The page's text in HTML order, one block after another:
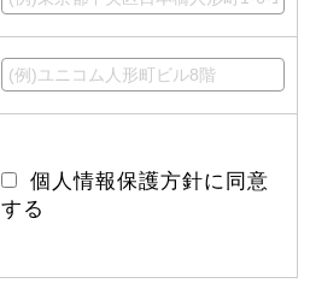
個人情報保護方針に同意
する